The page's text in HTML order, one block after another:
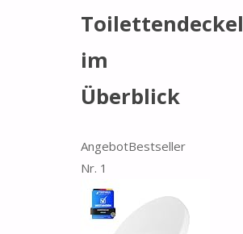
Toilettendeckel
im
Überblick
AngebotBestseller
Nr. 1